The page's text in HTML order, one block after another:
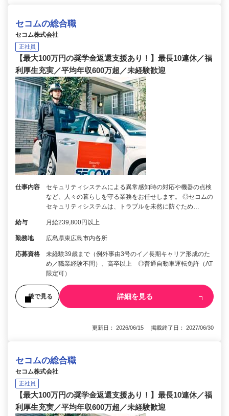
セコムの総合職
セコム株式会社
正社員
【最大100万円の奨学金返還支援あり！】最長10連休／福
利厚生充実／平均年収600万超／未経験歓迎
仕事内容
セキュリティシステムによる異常感知時の対応や機器の点検
など、人々の暮らしを守る業務をお任せします。 ◎セコムの
セキュリティシステムは、トラブルを未然に防ぐため…
給与 月給239,800円以上
勤務地 広島県東広島市内各所
応募資格
未経験39歳まで（例外事由3号のイ／長期キャリア形成のた
め／職業経験不問）、高卒以上 ◎普通自動車運転免許（AT
限定可）
後で見る 詳細を見る
更新日： 2026/06/15 掲載終了日： 2027/06/30
セコムの総合職
セコム株式会社
正社員
【最大100万円の奨学金返還支援あり！】最長10連休／福
利厚生充実／平均年収600万超／未経験歓迎